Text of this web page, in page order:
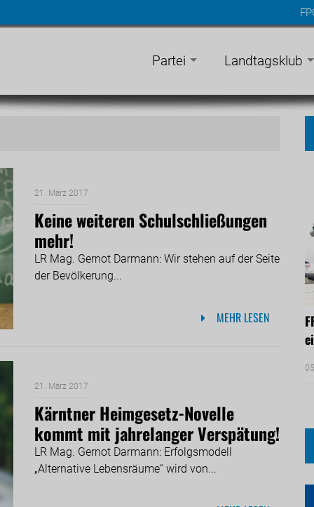
Partei Landtagsklub
21. März 2017
Keine weiteren Schulschließungen
mehr!
LR Mag. Gernot Darmann: Wir stehen auf der Seite
der Bevölkerung...
MEHR LESEN
21. März 2017
Kärntner Heimgesetz-Novelle
kommt mit jahrelanger Verspätung!
LR Mag. Gernot Darmann: Erfolgsmodell
„Alternative Lebensräume“ wird von...